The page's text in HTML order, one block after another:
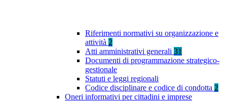
Riferimenti normativi su organizzazione e
attività 2
Atti amministrativi generali 31
Documenti di programmazione strategico-
gestionale
Statuti e leggi regionali
Codice disciplinare e codice di condotta 2
Oneri informativi per cittadini e imprese